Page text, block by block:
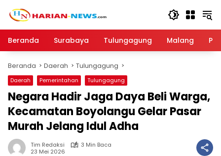
Beranda
Surabaya Tulungagung Malang
Beranda Daerah Tulungagung
Daerah Pemerintahan Tulungagung
Negara Hadir Jaga Daya Beli Warga,
Kecamatan Boyolangu Gelar Pasar
Murah Jelang Idul Adha
Tim Redaksi
3 Min Baca
23 Mei 2026